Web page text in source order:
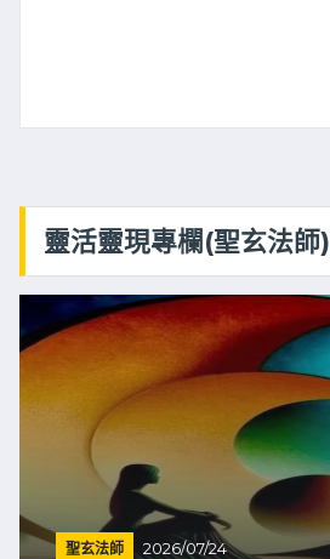
靈活靈現專欄(聖玄法師)
聖玄法師 2026/07/24